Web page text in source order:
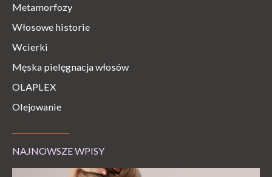
Metamorfozy
Włosowe historie
Wcierki
Męska pielęgnacja włosów
OLAPLEX
Olejowanie
NAJNOWSZE WPISY